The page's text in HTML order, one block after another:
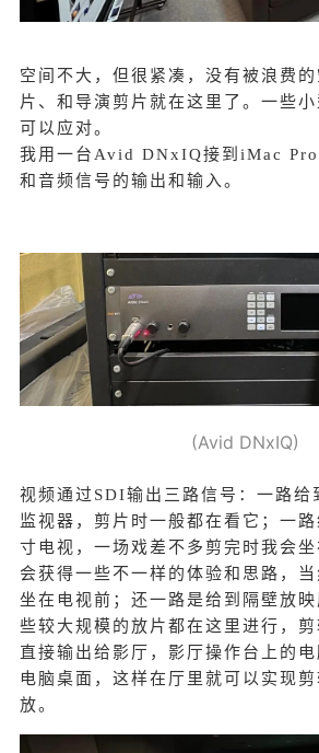
空间不大，但很紧凑，没有被浪费
片、和导演剪片就在这里了。一些
可以应对。
我用一台Avid DNxIQ接到iMac Pro
和音频信号的输出和输入。
(Avid DNxIQ)
视频通过SDI输出三路信号：一路给
监视器，剪片时一般都在看它；一
寸电视，一场戏差不多剪完时我会
会获得一些不一样的体验和思路，
坐在电视前；还一路是给到隔壁放
些较大规模的放片都在这里进行，
直接输出给影厅，影厅操作台上的
电脑桌面，这样在厅里就可以实现
放。